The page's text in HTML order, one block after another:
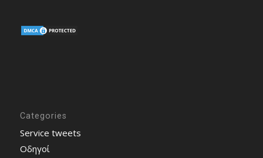
Categories
Service tweets
Οδηγοί